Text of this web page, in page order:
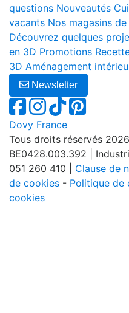
questions Nouveautés
vacants Nos magasins
Découvrez quelques
en 3D Promotions
3D Aménagement
Newsletter
Dovy France
Tous droits réservés
BE0428.003.392 |
051 260 410 | Clause de
de cookies - Politique de
cookies